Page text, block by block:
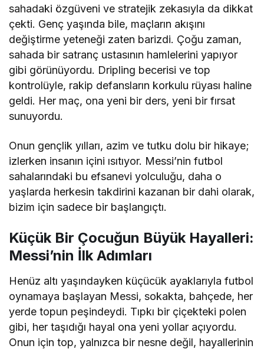
sahadaki özgüveni ve stratejik zekasıyla da dikkat
çekti. Genç yaşında bile, maçların akışını
değiştirme yeteneği zaten barizdi. Çoğu zaman,
sahada bir satranç ustasının hamlelerini yapıyor
gibi görünüyordu. Dripling becerisi ve top
kontrolüyle, rakip defansların korkulu rüyası haline
geldi. Her maç, ona yeni bir ders, yeni bir fırsat
sunuyordu.
Onun gençlik yılları, azim ve tutku dolu bir hikaye;
izlerken insanın içini ısıtıyor. Messi’nin futbol
sahalarındaki bu efsanevi yolculuğu, daha o
yaşlarda herkesin takdirini kazanan bir dahi olarak,
bizim için sadece bir başlangıçtı.
Küçük Bir Çocuğun Büyük Hayalleri:
Messi’nin İlk Adımları
Henüz altı yaşındayken küçücük ayaklarıyla futbol
oynamaya başlayan Messi, sokakta, bahçede, her
yerde topun peşindeydi. Tıpkı bir çiçekteki polen
gibi, her taşıdığı hayal ona yeni yollar açıyordu.
Onun için top, yalnızca bir nesne değil, hayallerinin